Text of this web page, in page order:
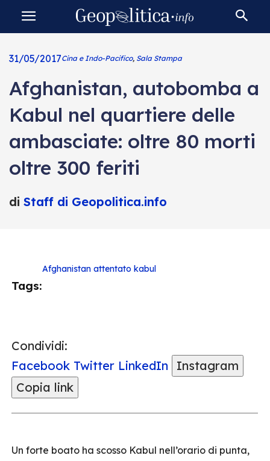
31/05/2017Cina e Indo-Pacifico, Sala Stampa
Afghanistan, autobomba a
Kabul nel quartiere delle
ambasciate: oltre 80 morti
oltre 300 feriti
di Staff di Geopolitica.info
Tags:
Afghanistan attentato kabul
Condividi:
Facebook Twitter LinkedIn
Instagram
Copia link
Un forte boato ha scosso Kabul nell’orario di punta,